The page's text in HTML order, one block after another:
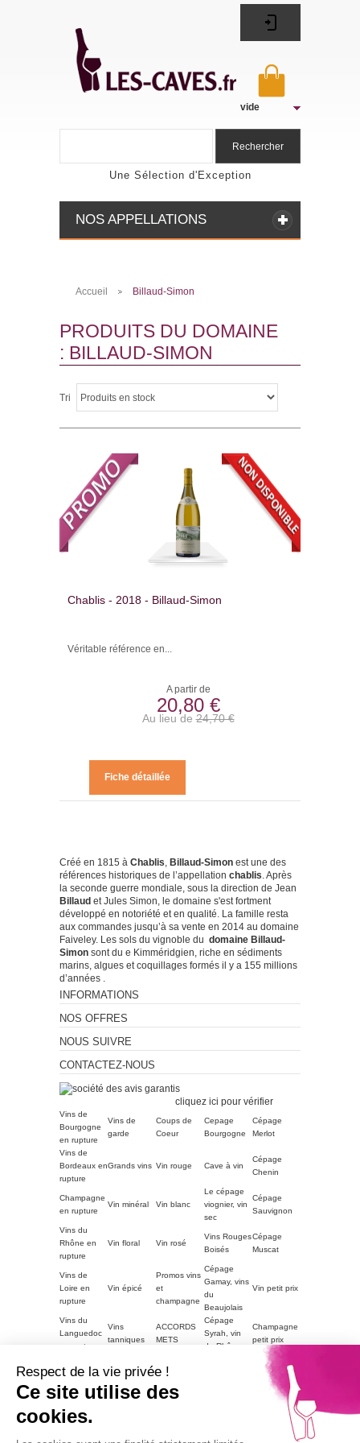
Une Sélection d'Exception
vide
NOS APPELLATIONS
Rechercher
Accueil
Billaud-Simon
PRODUITS DU DOMAINE
: BILLAUD-SIMON
Tri
Chablis - 2018 - Billaud-Simon
Véritable référence en...
A partir de
20,80 €
Au lieu de24,70 €
Fiche détaillée
Créé en 1815 à Chablis, Billaud-Simon est une des
références historiques de l’appellation chablis. Après
la seconde guerre mondiale, sous la direction de Jean
Billaud et Jules Simon, le domaine s'est fortment
développé en notoriété et en qualité. La famille resta
aux commandes jusqu’à sa vente en 2014 au domaine
Faiveley. Les sols du vignoble du domaine Billaud-
Simon sont du e Kimméridgien, riche en sédiments
marins, algues et coquillages formés il y a 155 millions
d’années .
INFORMATIONS
NOS OFFRES
NOUS SUIVRE
CONTACTEZ-NOUS
cliquez ici pour vérifier.
Vins de
Bourgogne
en rupture
Vins de
garde
Coups de
Coeur
Cepage
Bourgogne
Cépage
Merlot
Vins de
Bordeaux en
rupture
Grands vins Vin rouge Cave à vin
Cépage
Chenin
Champagne
en rupture
Vin minéral Vin blanc
Le cépage
viognier, vin
sec
Cépage
Sauvignon
Vins du
Rhône en
rupture
Vin floral Vin rosé
Vins Rouges
Boisés
Cépage
Muscat
Vins de
Loire en
rupture
Vin épicé
Promos vins
et
champagne
Cépage
Gamay, vins
du
Beaujolais
Vin petit prix
Vins du
Languedoc
en rupture
Vins
tanniques
ACCORDS
METS
Cépage
Syrah, vin
du Rhône
Champagne
petit prix
régions en
rupture
Vins
moelleux
LE VIN PAR
GOUTS
Vin blanc
petit prix
Vins de
Bourgogne
en rupture
Vins rouge
Respect de la vie privée !
Ce site utilise des
cookies.